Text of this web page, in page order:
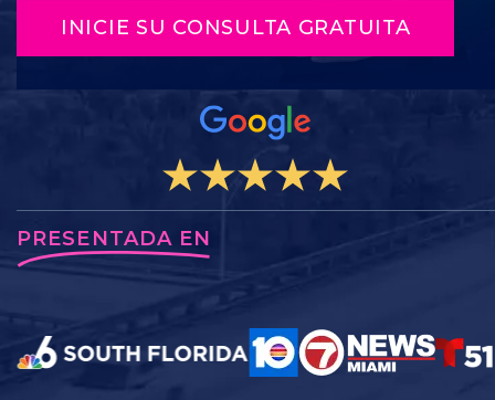
INICIE SU CONSULTA GRATUITA
PRESENTADA EN